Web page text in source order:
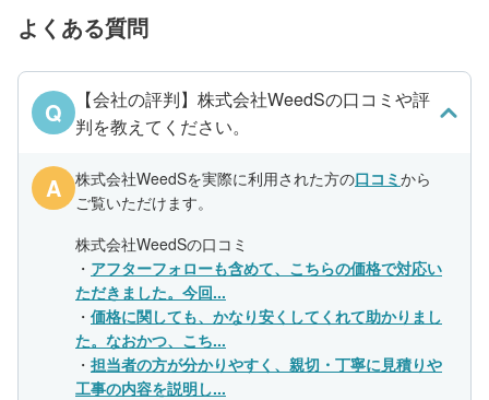
よくある質問
Q
【会社の評判】株式会社WeedSの口コミや評
判を教えてください。
A 株式会社WeedSを実際に利用された方の口コミから
ご覧いただけます。
株式会社WeedSの口コミ
・ アフターフォローも含めて、こちらの価格で対応い
ただきました。今回...
・ 価格に関しても、かなり安くしてくれて助かりまし
た。なおかつ、こち...
・ 担当者の方が分かりやすく、親切・丁寧に見積りや
工事の内容を説明し...